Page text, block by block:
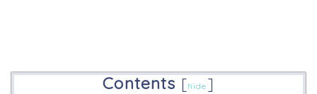
Contents [hide ]